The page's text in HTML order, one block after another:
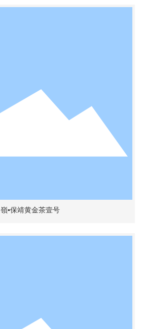
嶺▪保靖黄金茶壹号